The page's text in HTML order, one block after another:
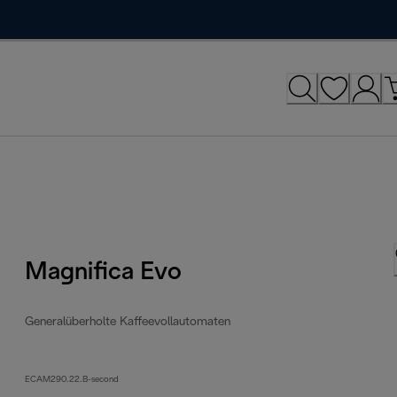
Magnifica Evo
Generalüberholte Kaffeevollautomaten
ECAM290.22.B-second